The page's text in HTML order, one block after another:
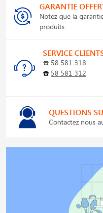
GARANTIE
Notez que la
produits
SERVICE
☎️ 58 581 318
☎️ 58 581 312
QUESTIONS
Contactez nous